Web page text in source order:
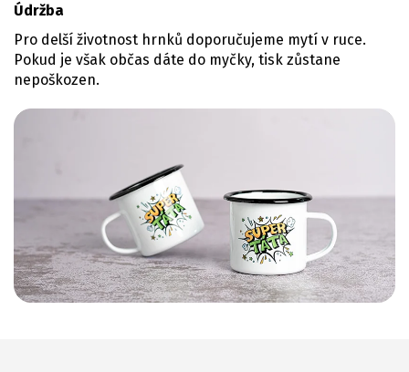
Údržba
Pro delší životnost hrnků doporučujeme mytí v ruce.
Pokud je však občas dáte do myčky, tisk zůstane
nepoškozen.